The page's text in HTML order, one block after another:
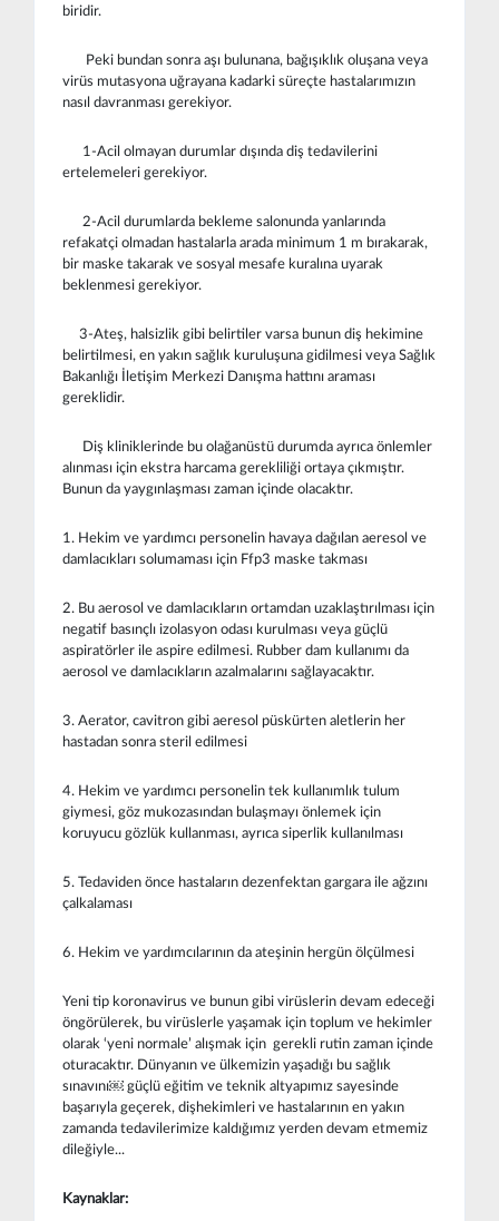
biridir.
Peki bundan sonra aşı bulunana, bağışıklık oluşana veya
virüs mutasyona uğrayana kadarki süreçte hastalarımızın
nasıl davranması gerekiyor.
1-Acil olmayan durumlar dışında diş tedavilerini
ertelemeleri gerekiyor.
2-Acil durumlarda bekleme salonunda yanlarında
refakatçi olmadan hastalarla arada minimum 1 m bırakarak,
bir maske takarak ve sosyal mesafe kuralına uyarak
beklenmesi gerekiyor.
3-Ateş, halsizlik gibi belirtiler varsa bunun diş hekimine
belirtilmesi, en yakın sağlık kuruluşuna gidilmesi veya Sağlık
Bakanlığı İletişim Merkezi Danışma hattını araması
gereklidir.
Diş kliniklerinde bu olağanüstü durumda ayrıca önlemler
alınması için ekstra harcama gerekliliği ortaya çıkmıştır.
Bunun da yaygınlaşması zaman içinde olacaktır.
1. Hekim ve yardımcı personelin havaya dağılan aeresol ve
damlacıkları solumaması için Ffp3 maske takması
2. Bu aerosol ve damlacıkların ortamdan uzaklaştırılması için
negatif basınçlı izolasyon odası kurulması veya güçlü
aspiratörler ile aspire edilmesi. Rubber dam kullanımı da
aerosol ve damlacıkların azalmalarını sağlayacaktır.
3. Aerator, cavitron gibi aeresol püskürten aletlerin her
hastadan sonra steril edilmesi
4. Hekim ve yardımcı personelin tek kullanımlık tulum
giymesi, göz mukozasından bulaşmayı önlemek için
koruyucu gözlük kullanması, ayrıca siperlik kullanılması
5. Tedaviden önce hastaların dezenfektan gargara ile ağzını
çalkalaması
6. Hekim ve yardımcılarının da ateşinin hergün ölçülmesi
Yeni tip koronavirus ve bunun gibi virüslerin devam edeceği
öngörülerek, bu virüslerle yaşamak için toplum ve hekimler
olarak ‘yeni normale’ alışmak için gerekli rutin zaman içinde
oturacaktır. Dünyanın ve ülkemizin yaşadığı bu sağlık
sınavını￼ güçlü eğitim ve teknik altyapımız sayesinde
başarıyla geçerek, dişhekimleri ve hastalarının en yakın
zamanda tedavilerimize kaldığımız yerden devam etmemiz
dileğiyle...
Kaynaklar: